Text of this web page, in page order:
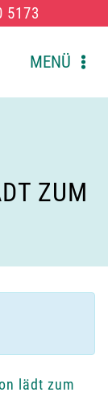
5173
MENÜ
ZUM
lädt zum